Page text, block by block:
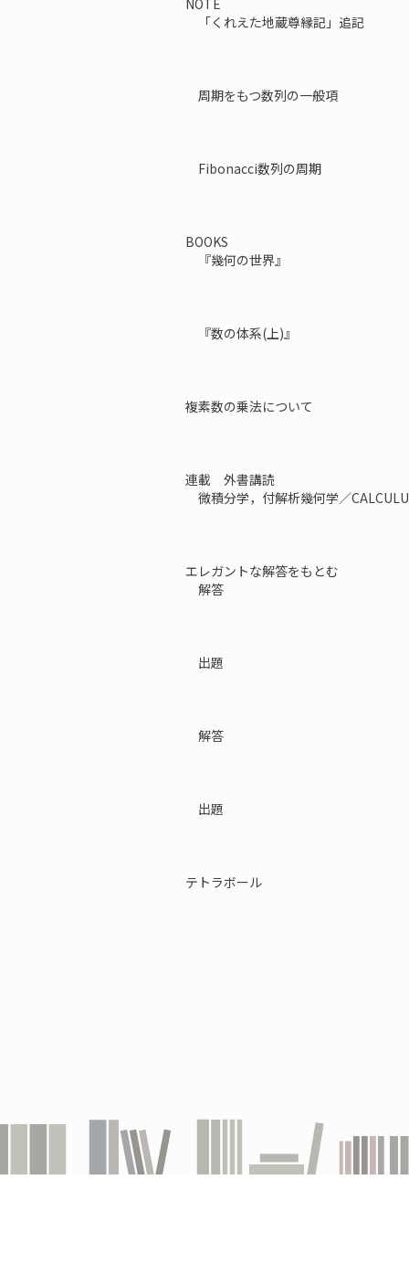
NOTE
「くれえた地蔵尊縁記」追記
周期をもつ数列の一般項
Fibonacci数列の周期
BOOKS
『幾何の世界』
『数の体系(上)』
複素数の乗法について
連載 外書講読
微積分学，付解析幾何学／
エレガントな解答をもとむ
解答
出題
解答
出題
テトラボール